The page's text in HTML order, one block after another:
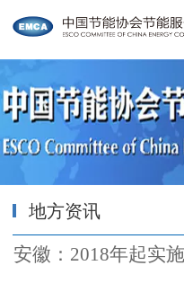
地方资讯
安徽：2018年起实